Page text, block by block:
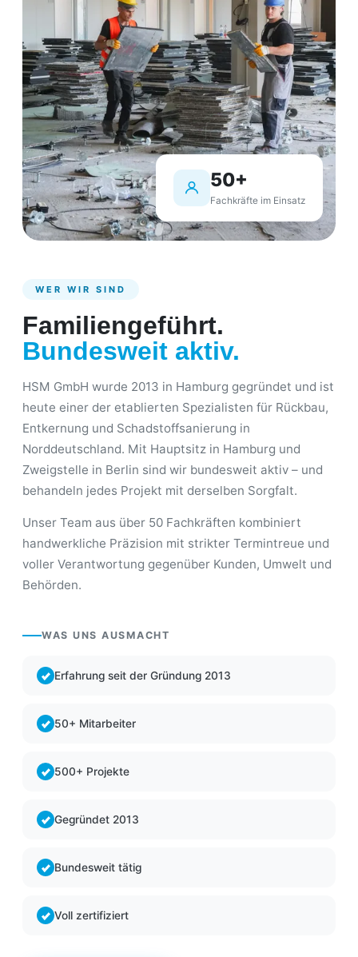
50+
Fachkräfte im Einsatz
WER WIR SIND
Familiengeführt.
Bundesweit aktiv.
HSM GmbH wurde 2013 in Hamburg gegründet und ist
heute einer der etablierten Spezialisten für Rückbau,
Entkernung und Schadstoffsanierung in
Norddeutschland. Mit Hauptsitz in Hamburg und
Zweigstelle in Berlin sind wir bundesweit aktiv – und
behandeln jedes Projekt mit derselben Sorgfalt.
Unser Team aus über 50 Fachkräften kombiniert
handwerkliche Präzision mit strikter Termintreue und
voller Verantwortung gegenüber Kunden, Umwelt und
Behörden.
WAS UNS AUSMACHT
Erfahrung seit der Gründung 2013
50+ Mitarbeiter
500+ Projekte
Gegründet 2013
Bundesweit tätig
Voll zertifiziert